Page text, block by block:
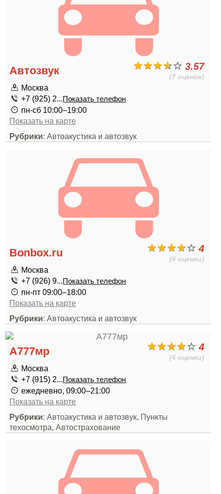
3.57
(7 оценок)
Автозвук
Москва
+7 (925) 2...Показать телефон
пн-сб 10:00–19:00
Показать на карте
Рубрики: Автоакустика и автозвук
4
(4 оценки)
Bonbox.ru
Москва
+7 (926) 9...Показать телефон
пн-пт 09:00–18:00
Показать на карте
Рубрики: Автоакустика и автозвук
4
(4 оценки)
А777мр
Москва
+7 (915) 2...Показать телефон
ежедневно, 09:00–21:00
Показать на карте
Рубрики: Автоакустика и автозвук, Пункты
техосмотра, Автострахование